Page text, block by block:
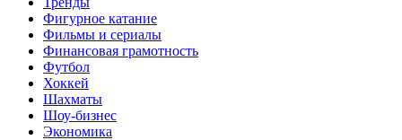
Фигурное катание
Фильмы и сериалы
Финансовая грамотность
Футбол
Хоккей
Шахматы
Шоу-бизнес
Экономика